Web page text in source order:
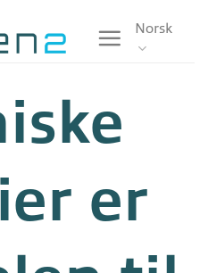
Norsk
er